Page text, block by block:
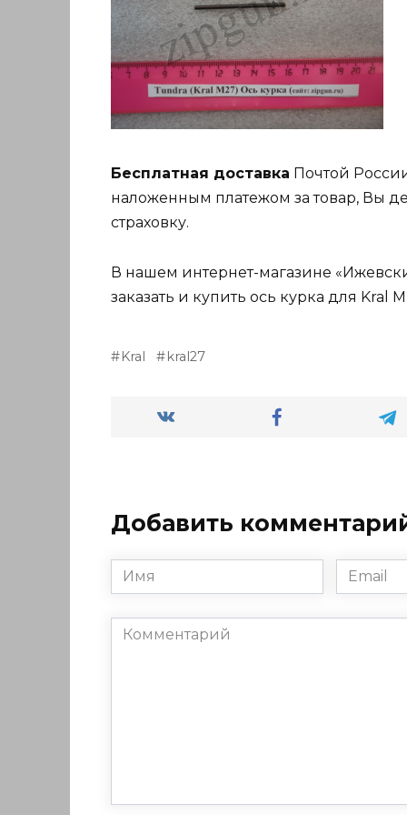
Бесплатная доставка Почтой
наложенным платежом за товар, Вы
страховку.
В нашем интернет-магазине
заказать и купить ось курка для Kral
Kral kral27
Добавить
Имя
*
Email
*
Комментарий